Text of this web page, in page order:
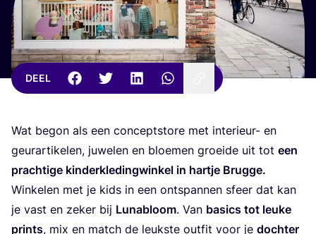
DEEL
Wat begon als een con­ceptsto­re met inte­ri­eur- en
geur­ar­ti­ke­len, juwe­len en bloe­men groei­de uit tot een
prach­ti­ge kin­der­kle­ding­win­kel in hart­je Brug­ge.
Win­ke­len met je kids in een ont­span­nen sfeer dat kan
je vast en zeker bij Luna­bloom. Van basics tot leu­ke
prints, mix en match de leuk­ste out­fit voor je doch­ter